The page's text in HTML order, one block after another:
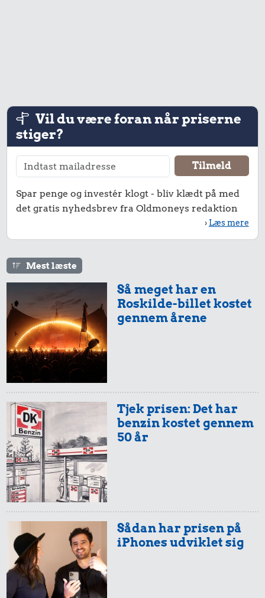
Vil du være foran når priserne
stiger?
Spar penge og investér klogt - bliv klædt på med
det gratis nyhedsbrev fra Oldmoneys redaktion
› Læs mere
Mest læste
Så meget har en
Roskilde-billet kostet
gennem årene
Tjek prisen: Det har
benzin kostet gennem
50 år
Sådan har prisen på
iPhones udviklet sig